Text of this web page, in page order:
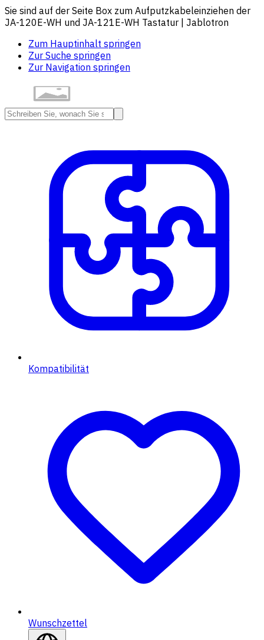
Sie sind auf der Seite Box zum Aufputzkabeleinziehen der
JA-120E-WH und JA-121E-WH Tastatur | Jablotron
Zum Hauptinhalt springen
Zur Suche springen
Zur Navigation springen
Kompatibilität
Wunschzettel